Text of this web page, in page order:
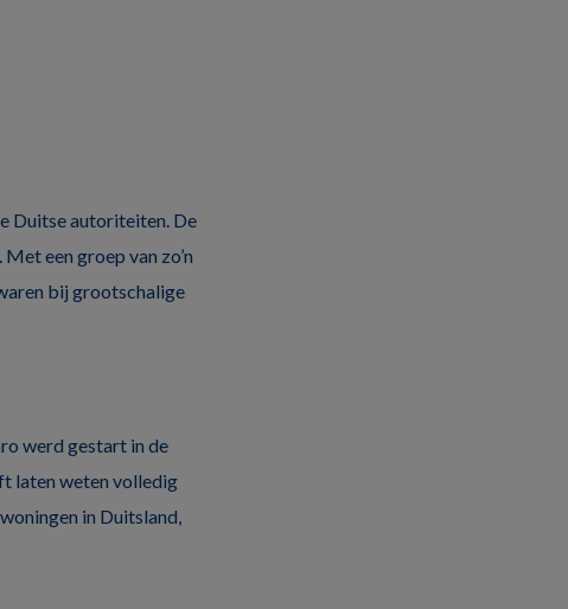
Duitse autoriteiten. De
een groep van zo’n
bij grootschalige
werd gestart in de
laten weten volledig
in Duitsland,